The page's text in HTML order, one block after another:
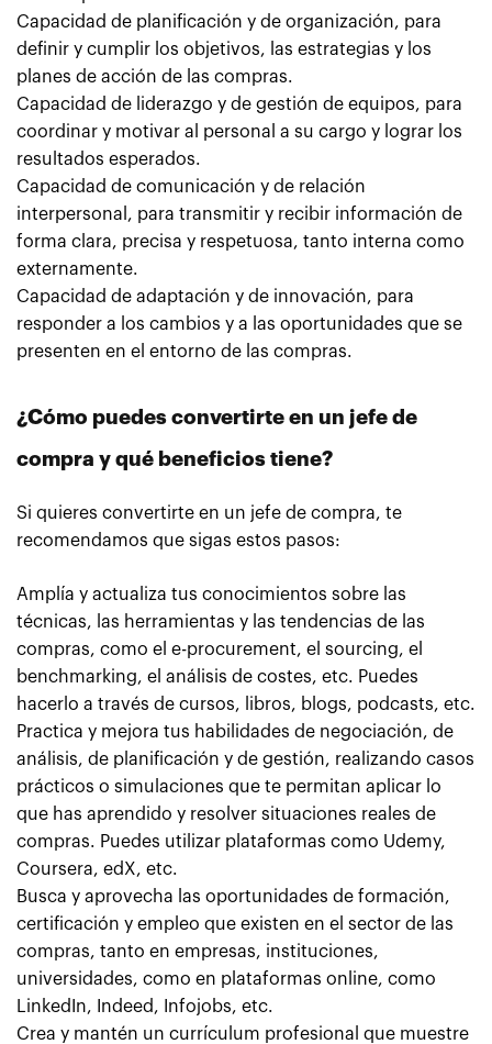
Capacidad de planificación y de organización, para
definir y cumplir los objetivos, las estrategias y los
planes de acción de las compras.
Capacidad de liderazgo y de gestión de equipos, para
coordinar y motivar al personal a su cargo y lograr los
resultados esperados.
Capacidad de comunicación y de relación
interpersonal, para transmitir y recibir información de
forma clara, precisa y respetuosa, tanto interna como
externamente.
Capacidad de adaptación y de innovación, para
responder a los cambios y a las oportunidades que se
presenten en el entorno de las compras.
¿Cómo puedes convertirte en un jefe de
compra y qué beneficios tiene?
Si quieres convertirte en un jefe de compra, te
recomendamos que sigas estos pasos:
Amplía y actualiza tus conocimientos sobre las
técnicas, las herramientas y las tendencias de las
compras, como el e-procurement, el sourcing, el
benchmarking, el análisis de costes, etc. Puedes
hacerlo a través de cursos, libros, blogs, podcasts, etc.
Practica y mejora tus habilidades de negociación, de
análisis, de planificación y de gestión, realizando casos
prácticos o simulaciones que te permitan aplicar lo
que has aprendido y resolver situaciones reales de
compras. Puedes utilizar plataformas como Udemy,
Coursera, edX, etc.
Busca y aprovecha las oportunidades de formación,
certificación y empleo que existen en el sector de las
compras, tanto en empresas, instituciones,
universidades, como en plataformas online, como
LinkedIn, Indeed, Infojobs, etc.
Crea y mantén un currículum profesional que muestre